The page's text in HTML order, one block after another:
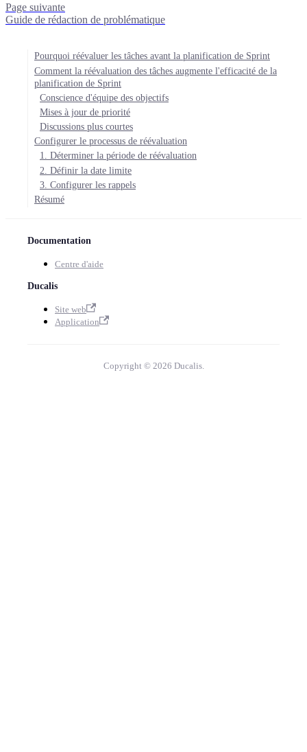
Page suivante
Guide de rédaction de problématique
Pourquoi réévaluer les tâches avant la planification de Sprint
Comment la réévaluation des tâches augmente l'efficacité de la
planification de Sprint
Conscience d'équipe des objectifs
Mises à jour de priorité
Discussions plus courtes
Configurer le processus de réévaluation
1. Déterminer la période de réévaluation
2. Définir la date limite
3. Configurer les rappels
Résumé
Documentation
Centre d'aide
Ducalis
Site web
Application
Copyright © 2026 Ducalis.